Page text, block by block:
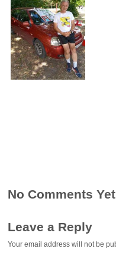
No Comments Yet
Leave a Reply
Your email address will not be